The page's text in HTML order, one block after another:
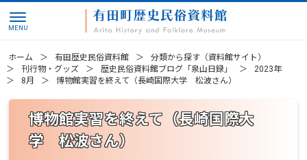
ホーム 有田歴史民俗資料館
分類から探す（資料館サイト）
刊行物・グッズ
歴史民俗資料館ブログ「泉山日録」
2023年
8月
博物館実習を終えて（長崎国際大学 松波さん）
博物館実習を終えて（長崎国際大
学 松波さん）